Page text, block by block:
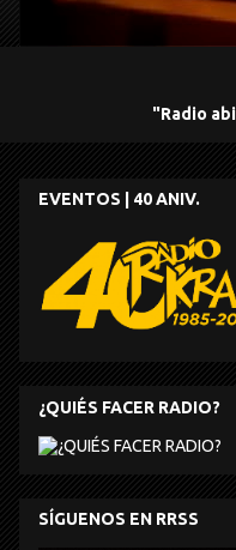
"Radio
EVENTOS | 40 ANIV.
¿QUIÉS FACER RADIO?
SÍGUENOS EN RRSS